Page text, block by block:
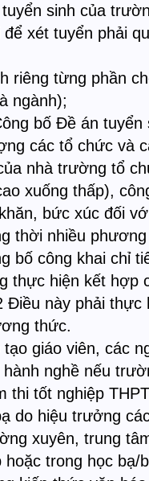
sinh của
xét tuyển phải
riêng từng phần
ngành);
bố Đề án
các tổ chức và
nhà trường tổ
xuống thấp),
bức xúc đối
thời nhiều
bố công khai chỉ
thực hiện kết hợp
Điều này phải thực
thức.
giáo viên, các
nghề nếu
thi tốt nghiệp
do hiệu trưởng
xuyên, trung
trong học bạ/